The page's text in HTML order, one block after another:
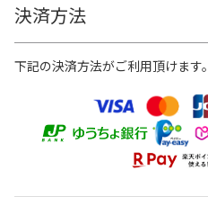
決済方法
下記の決済方法がご利用頂けます。